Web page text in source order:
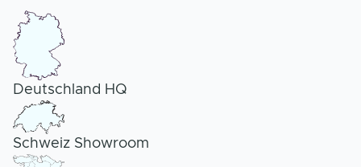
Deutschland HQ
Schweiz Showroom